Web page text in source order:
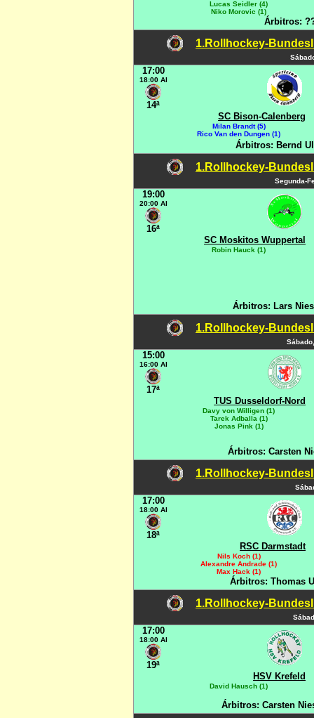
Lucas Seidler (4)
Niko Morovic (1)
Árbitros:
1.Rollhockey-
17:00
18:00 Al
14ª
SC Bison-Calenberg
Milan Brandt (5)
Rico Van den Dungen (1)
Árbitros: Bernd
1.Rollhockey-
Segunda-
19:00
20:00 Al
16ª
SC Moskitos Wuppertal
Robin Hauck (1)
Árbitros: Lars
1.Rollhockey-
15:00
16:00 Al
17ª
TUS Dusseldorf-Nord
Davy von Willigen (1)
Tarek Adballa (1)
Jonas Pink (1)
Árbitros: Carsten
1.Rollhockey-
17:00
18:00 Al
18ª
RSC Darmstadt
Nils Koch (1)
Alexandre Andrade (1)
Max Hack (1)
Árbitros: Thomas
1.Rollhockey-
17:00
18:00 Al
19ª
HSV Krefeld
David Hausch (1)
Árbitros: Carsten